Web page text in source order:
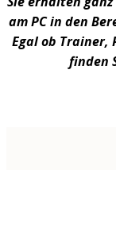
am PC in den
Egal ob Trainer,
finden